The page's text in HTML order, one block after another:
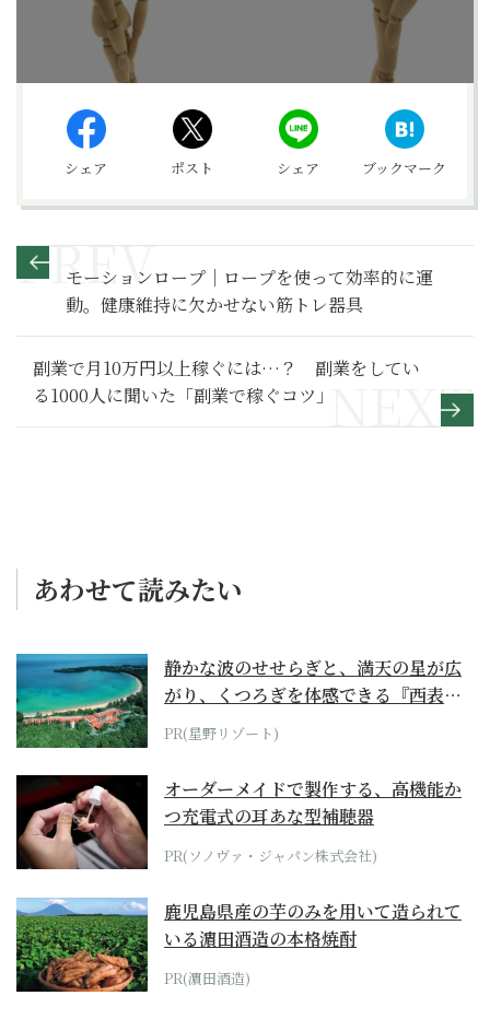
シェア ポスト シェア ブックマーク
モーションロープ｜ロープを使って効率的に運
動。健康維持に欠かせない筋トレ器具
副業で月10万円以上稼ぐには…？ 副業をしてい
る1000人に聞いた「副業で稼ぐコツ」
あわせて読みたい
静かな波のせせらぎと、満天の星が広
がり、くつろぎを体感できる『西表島
ホテル by...
PR(星野リゾート)
オーダーメイドで製作する、高機能か
つ充電式の耳あな型補聴器
PR(ソノヴァ・ジャパン株式会社)
鹿児島県産の芋のみを用いて造られて
いる濵田酒造の本格焼酎
PR(濵田酒造)